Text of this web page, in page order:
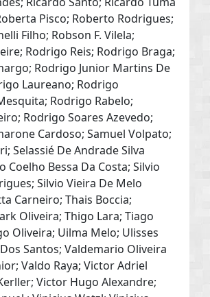
Pisco; Roberto Rodrigues;
Filho; Robson F. Vilela;
Rodrigo Reis; Rodrigo Braga;
Rodrigo Junior Martins De
Laureano; Rodrigo
Rodrigo Rabelo;
Rodrigo Soares Azevedo;
Cardoso; Samuel Volpato;
Selassié De Andrade Silva
Coelho Bessa Da Costa; Silvio
Silvio Vieira De Melo
Carneiro; Thais Boccia;
Oliveira; Thigo Lara; Tiago
Oliveira; Uilma Melo; Ulisses
Santos; Valdemario Oliveira
Valdo Raya; Victor Adriel
Victor Hugo Alexandre;